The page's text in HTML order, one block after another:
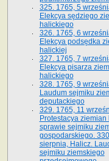
325. 1765, 5
Elekcya sędziego
halickiego
326. 1765, 6
Elekcya podsędka
halickiej
327. 1765, 7
Elekcya pisarza
halickiego
328. 1765, 9
Laudum sejmiku
deputackiego
329. 1765, 11
Protestacya
sprawie sejmiku
gospodarskiego.
sierpnia, Halicz.
sejmiku ziemskiego